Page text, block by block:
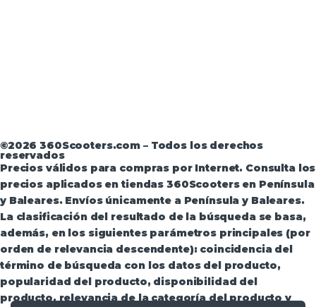
©2026 360Scooters.com – Todos los derechos
reservados
Precios válidos para compras por Internet. Consulta los
precios aplicados en tiendas 360Scooters en Península
y Baleares. Envíos únicamente a Península y Baleares.
La clasificación del resultado de la búsqueda se basa,
además, en los siguientes parámetros principales (por
orden de relevancia descendente): coincidencia del
término de búsqueda con los datos del producto,
popularidad del producto, disponibilidad del
producto, relevancia de la categoría del producto y